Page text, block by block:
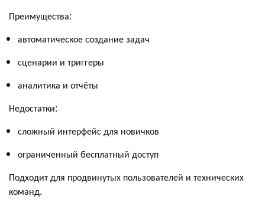
Преимущества:
автоматическое создание задач
сценарии и триггеры
аналитика и отчёты
Недостатки:
сложный интерфейс для новичков
ограниченный бесплатный доступ
Подходит для продвинутых пользователей и технических
команд.